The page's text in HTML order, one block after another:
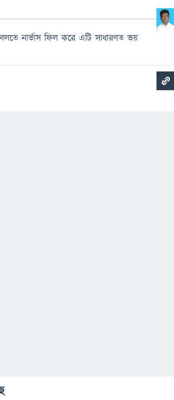
নার্ভাস ফিল করে এটি সাধারণত ভয়